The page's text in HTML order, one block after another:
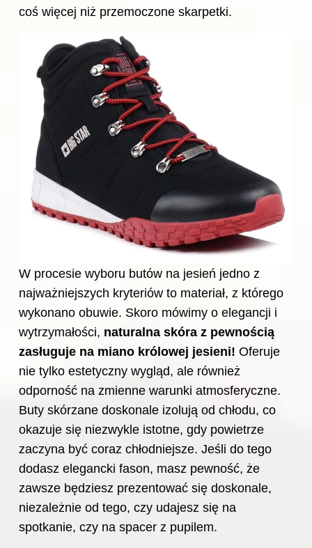
coś więcej niż przemoczone skarpetki.
W procesie wyboru butów na jesień jedno z
najważniejszych kryteriów to materiał, z którego
wykonano obuwie. Skoro mówimy o elegancji i
wytrzymałości, naturalna skóra z pewnością
zasługuje na miano królowej jesieni! Oferuje
nie tylko estetyczny wygląd, ale również
odporność na zmienne warunki atmosferyczne.
Buty skórzane doskonale izolują od chłodu, co
okazuje się niezwykle istotne, gdy powietrze
zaczyna być coraz chłodniejsze. Jeśli do tego
dodasz elegancki fason, masz pewność, że
zawsze będziesz prezentować się doskonale,
niezależnie od tego, czy udajesz się na
spotkanie, czy na spacer z pupilem.